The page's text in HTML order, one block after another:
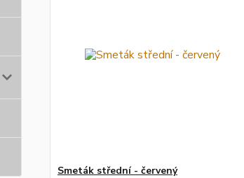
Smeták střední - červený